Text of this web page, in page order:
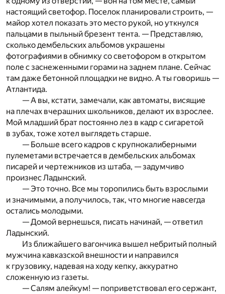
настоящий светофор. Поселок планировали строить, —
майор хотел показать это место рукой, но уткнулся
пальцами в пыльный брезент тента. — Представляю,
сколько дембельских альбомов украшены
фотографиями в обнимку со светофором в открытом
поле с заснеженными горами на заднем плане. Сейчас
там даже бетонной площадки не видно. А ты говоришь —
Атлантида.
— А вы, кстати, замечали, как автоматы, висящие
на плечах вчерашних школьников, делают их взрослее.
Мой младший брат постоянно лез в кадр с сигаретой
в зубах, тоже хотел выглядеть старше.
— Больше всего кадров с крупнокалиберными
пулеметами встречается в дембельских альбомах
писарей и чертежников из штаба, — задумчиво
произнес Ладынский.
— Это точно. Все мы торопились быть взрослыми
и значимыми, а получилось, так, что многие навсегда
остались молодыми.
— Домой вернешься, писать начинай, — ответил
Ладынский.
Из ближайшего вагончика вышел небритый полный
мужчина кавказской внешности и направился
к грузовику, надевая на ходу кепку, аккуратно
сложенную из газеты.
— Салям алейкум! — поприветствовал его сержант,